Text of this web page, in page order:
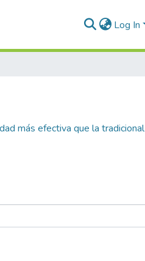
Log In
más efectiva que la tradicional